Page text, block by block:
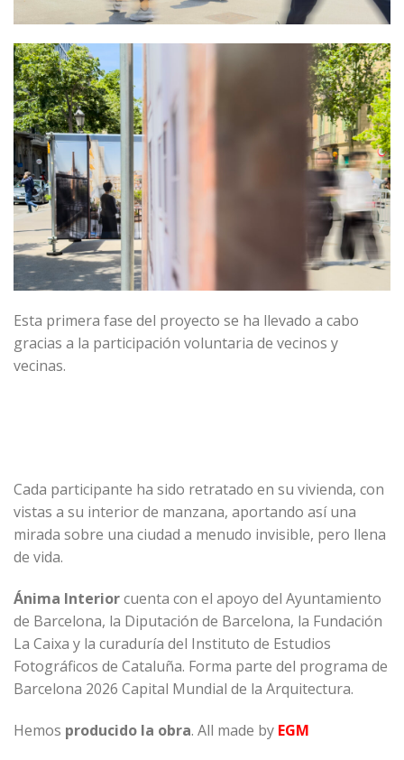
Esta primera fase del proyecto se ha llevado a cabo
gracias a la participación voluntaria de vecinos y
vecinas.
Cada participante ha sido retratado en su vivienda, con
vistas a su interior de manzana, aportando así una
mirada sobre una ciudad a menudo invisible, pero llena
de vida.
Ánima Interiorcuenta con el apoyo del Ayuntamiento
de Barcelona, la Diputación de Barcelona, la Fundación
La Caixa y la curaduría del Instituto de Estudios
Fotográficos de Cataluña. Forma parte del programa de
Barcelona 2026 Capital Mundial de la Arquitectura.
Hemos producido la obra. All made by EGM